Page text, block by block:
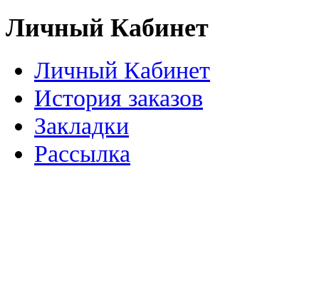
Личный Кабинет
Личный Кабинет
История заказов
Закладки
Рассылка